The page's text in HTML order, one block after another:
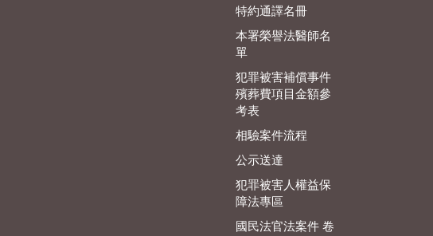
特約通譯名冊
本署榮譽法醫師名
單
犯罪被害補償事件
殯葬費項目金額參
考表
相驗案件流程
公示送達
犯罪被害人權益保
障法專區
國民法官法案件 卷